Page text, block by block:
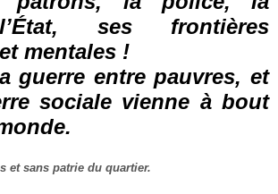
ses frontières
mentales !
guerre entre pauvres, et
sociale vienne à bout
et sans patrie du quartier.